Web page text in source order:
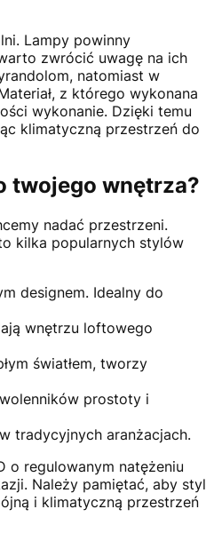
Lampy powinny
zwrócić uwagę na ich
natomiast w
z którego wykonana
wykonanie. Dzięki temu
klimatyczną przestrzeń do
twojego wnętrza?
nadać przestrzeni.
kilka popularnych stylów
designem. Idealny do
wnętrzu loftowego
światłem, tworzy
prostoty i
tradycyjnych aranżacjach.
o regulowanym natężeniu
Należy pamiętać, aby styl
i klimatyczną przestrzeń